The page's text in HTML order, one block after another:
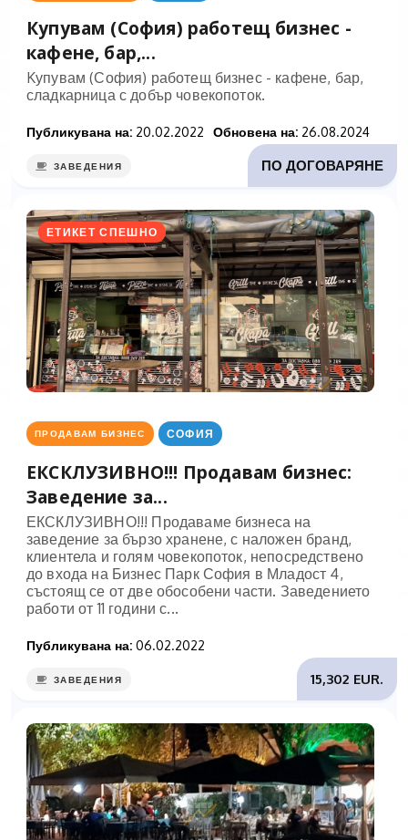
Купувам (София) работещ бизнес -
кафене, бар,...
Kупувам (София) работещ бизнес - кафене, бар,
сладкарница с добър човекопоток.
Публикувана на: 20.02.2022 Обновена на: 26.08.2024
ПО ДОГОВАРЯНЕ
ЗАВЕДЕНИЯ
ЕТИКЕТ СПЕШНО
ПРОДАВАМ БИЗНЕС СОФИЯ
ЕКСКЛУЗИВНО!!! Продавам бизнес:
Заведение за...
ЕКСКЛУЗИВНО!!! Продаваме бизнеса на
заведение за бързо хранене, с наложен бранд,
клиентела и голям човекопоток, непосредствено
до входа на Бизнес Парк София в Младост 4,
състоящ се от две обособени части. Заведението
работи от 11 години с...
Публикувана на: 06.02.2022
15,302 EUR.
ЗАВЕДЕНИЯ